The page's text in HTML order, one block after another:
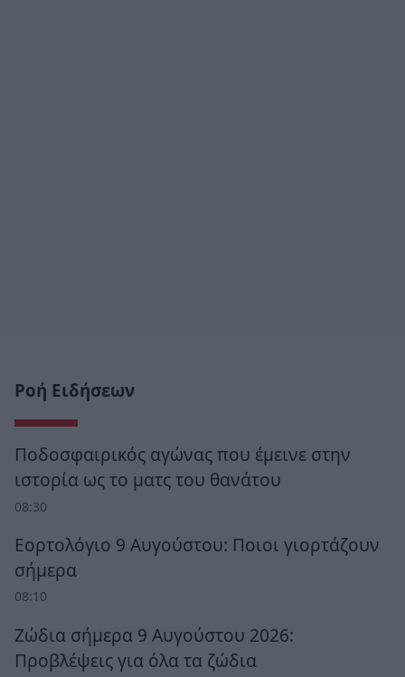
Ροή Ειδήσεων
Ποδοσφαιρικός αγώνας που έμεινε στην
ιστορία ως το ματς του θανάτου
08:30
Εορτολόγιο 9 Αυγούστου: Ποιοι γιορτάζουν
σήμερα
08:10
Ζώδια σήμερα 9 Αυγούστου 2026:
Προβλέψεις για όλα τα ζώδια